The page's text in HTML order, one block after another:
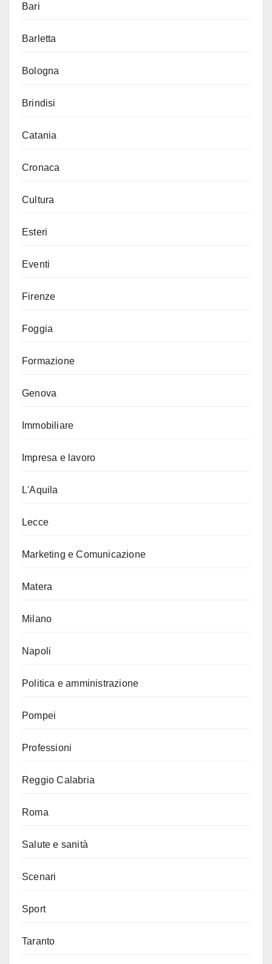
Bari
Barletta
Bologna
Brindisi
Catania
Cronaca
Cultura
Esteri
Eventi
Firenze
Foggia
Formazione
Genova
Immobiliare
Impresa e lavoro
L'Aquila
Lecce
Marketing e Comunicazione
Matera
Milano
Napoli
Politica e amministrazione
Pompei
Professioni
Reggio Calabria
Roma
Salute e sanità
Scenari
Sport
Taranto